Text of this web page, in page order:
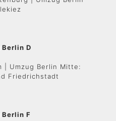
Berlin D
| Umzug Berlin Mitte:
Friedrichstadt
Berlin F